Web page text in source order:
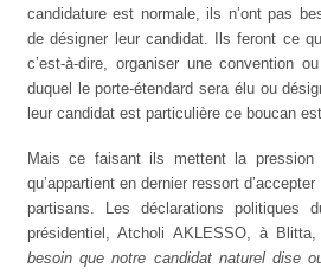
candidature est normale, ils n’ont pas
de désigner leur candidat. Ils feront ce
c’est-à-dire, organiser une convention
duquel le porte-étendard sera élu ou
leur candidat est particulière ce boucan
Mais ce faisant ils mettent la pression
qu’appartient en dernier ressort
partisans. Les déclarations politiques
présidentiel, Atcholi AKLESSO, à
besoin que notre candidat naturel dise